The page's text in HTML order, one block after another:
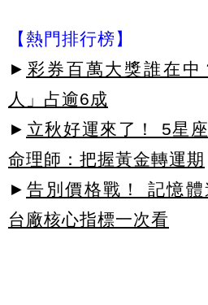
【熱門排行榜】
► 彩券百萬大獎誰在
人」占逾6成
► 立秋好運來了！ 5星
命理師：把握黃金轉運期
► 告別價格戰！ 記憶體
台廠核心指標一次看